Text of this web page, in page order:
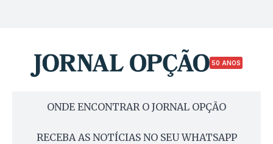
50 ANOS
ONDE ENCONTRAR O JORNAL OPÇÃO
RECEBA AS NOTÍCIAS NO SEU WHATSAPP